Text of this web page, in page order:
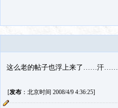
这么老的帖子也浮上来了……汗……
[发布：北京时间 2008/4/9 4:36:25]